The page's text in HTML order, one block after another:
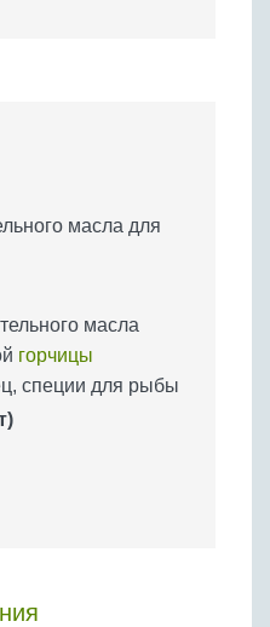
масла для
масла
горчицы
специи для рыбы